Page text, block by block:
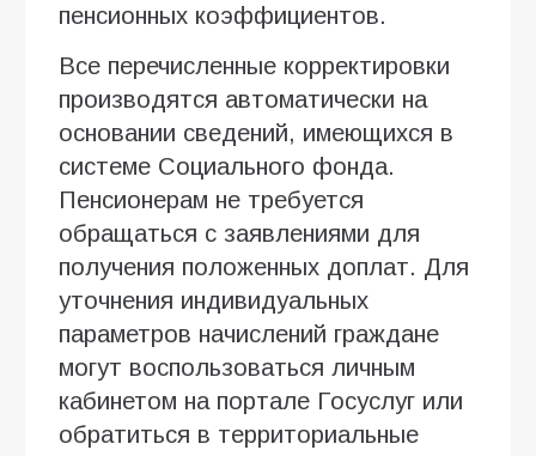
пенсионных коэффициентов.
Все перечисленные корректировки
производятся автоматически на
основании сведений, имеющихся в
системе Социального фонда.
Пенсионерам не требуется
обращаться с заявлениями для
получения положенных доплат. Для
уточнения индивидуальных
параметров начислений граждане
могут воспользоваться личным
кабинетом на портале Госуслуг или
обратиться в территориальные